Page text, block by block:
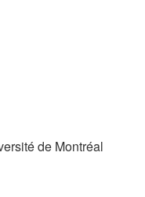
de Montréal